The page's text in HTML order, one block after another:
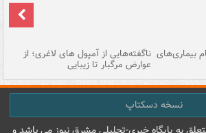
بیماری‌های ناگفته‌هایی از آمپول های لاغری؛ از
عوارض مرگبار تا زیبایی
نسخه دسکتاپ